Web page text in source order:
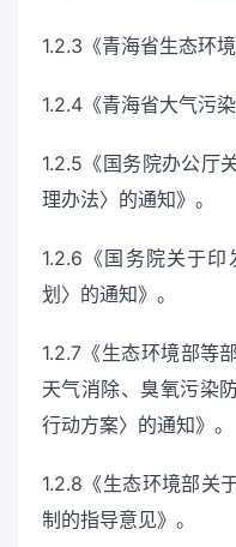
1.2.3《青海省生态环境
1.2.4《青海省大气污染
1.2.5《国务院办公厅
理办法〉的通知》。
1.2.6《国务院关于
划〉的通知》。
1.2.7《生态环境部等
天气消除、臭氧污染
行动方案〉的通知》。
1.2.8《生态环境部关
制的指导意见》。